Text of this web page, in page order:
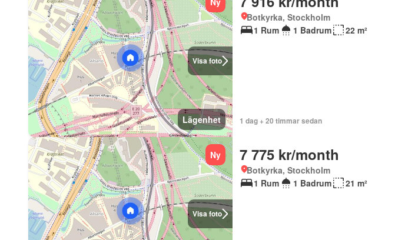
Visa foto
Lägenhet
Botkyrka, Stockholm
1 Rum
1 Badrum 22 m²
1 dag + 20 timmar sedan
Visa foto
Ny 7 775 kr/month
Botkyrka, Stockholm
1 Rum
1 Badrum 21 m²